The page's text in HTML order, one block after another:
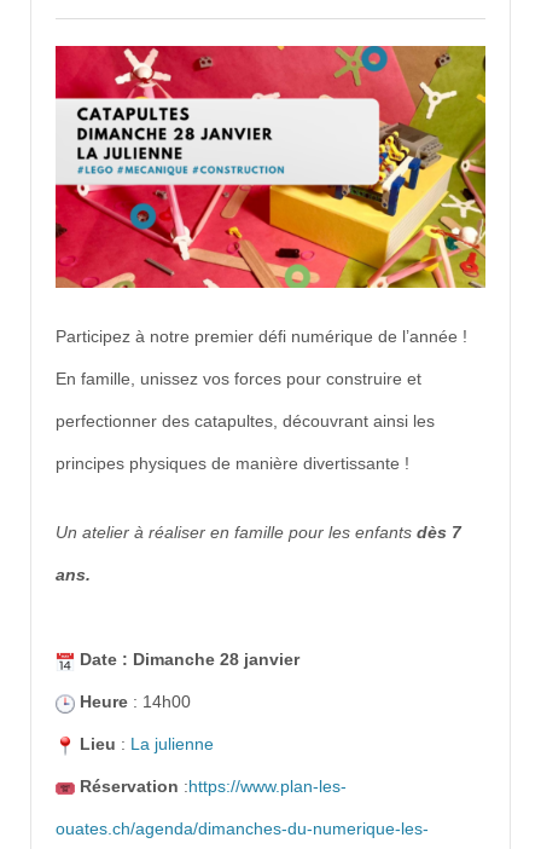
Participez à notre premier défi numérique de l’année !
En famille, unissez vos forces pour construire et
perfectionner des catapultes, découvrant ainsi les
principes physiques de manière divertissante !
Un atelier à réaliser en famille pour les enfants dès 7
ans.
Date : Dimanche 28 janvier
Heure : 14h00
Lieu : La julienne
Réservation :https://www.plan-les-
ouates.ch/agenda/dimanches-du-numerique-les-